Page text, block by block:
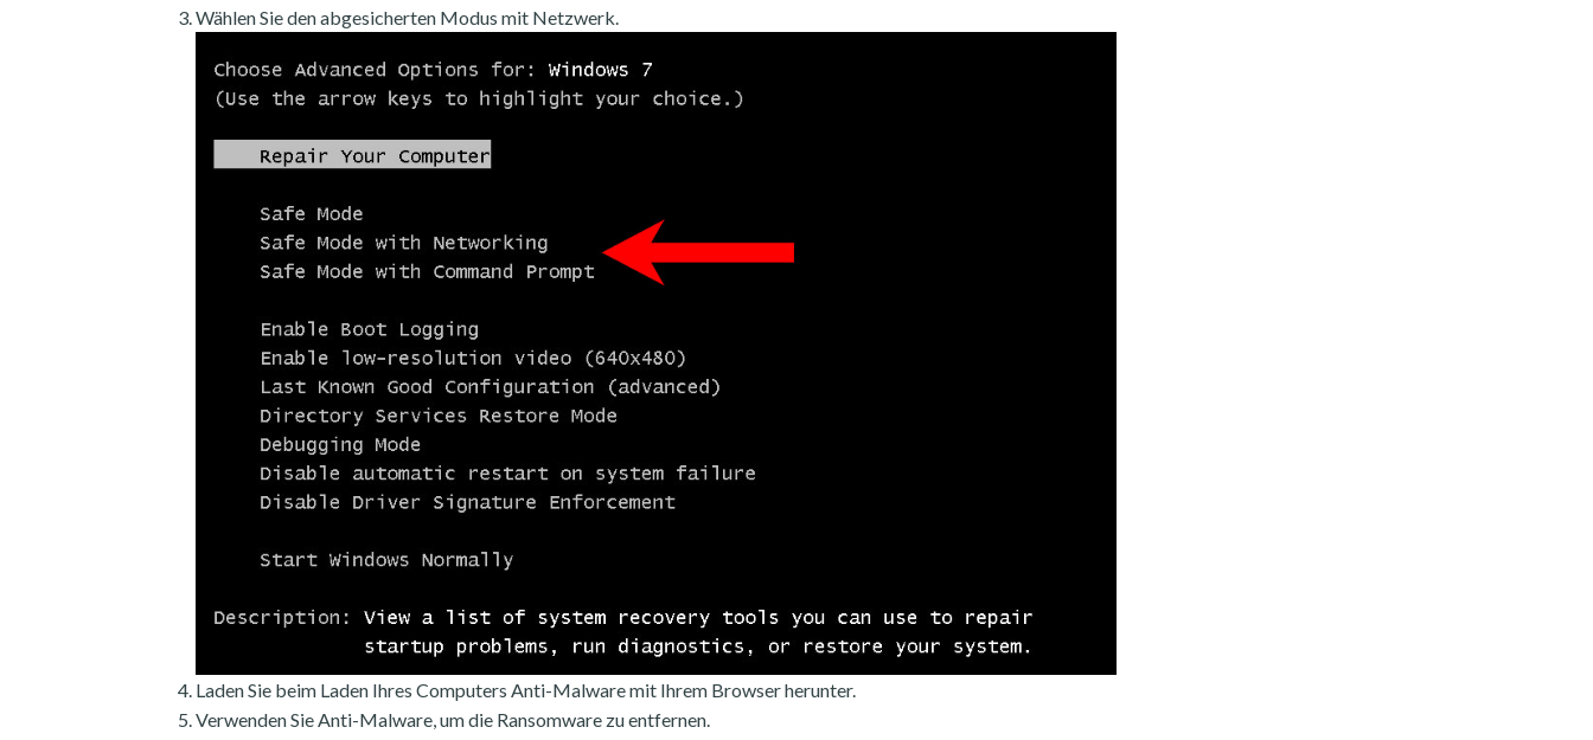
Wählen Sie den abgesicherten Modus mit Netzwerk.
Laden Sie beim Laden Ihres Computers Anti-Malware mit Ihrem Browser herunter.
Verwenden Sie Anti-Malware, um die Ransomware zu entfernen.